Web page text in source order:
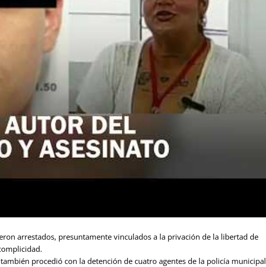
arrestados, presuntamente vinculados a la privación de la libertad de
procedió con la detención de cuatro agentes de la policía municipal